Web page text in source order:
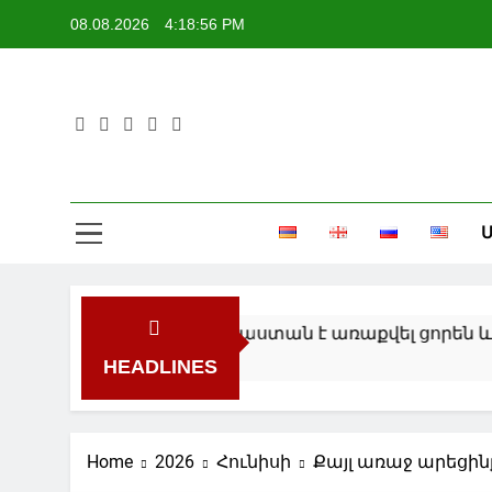
08.08.2026 4:18:56 PM
HEADLINES
Հայաստան է առաքվել ցորեն և
Home 2026 Հունիսի Քայլ առաջ